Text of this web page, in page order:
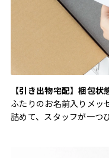
【引き出物宅配】梱包状
ふたりのお名前入りメッ
詰めて、スタッフが一つ